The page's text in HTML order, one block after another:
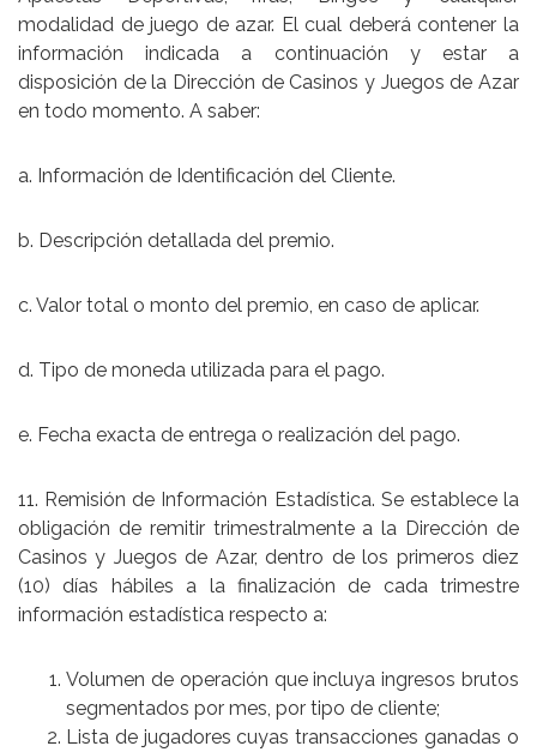
modalidad de juego de azar. El cual deberá contener la
información indicada a continuación y estar a
disposición de la Dirección de Casinos y Juegos de Azar
en todo momento. A saber:
a. Información de Identificación del Cliente.
b. Descripción detallada del premio.
c. Valor total o monto del premio, en caso de aplicar.
d. Tipo de moneda utilizada para el pago.
e. Fecha exacta de entrega o realización del pago.
11. Remisión de Información Estadística. Se establece la
obligación de remitir trimestralmente a la Dirección de
Casinos y Juegos de Azar, dentro de los primeros diez
(10) días hábiles a la finalización de cada trimestre
información estadística respecto a:
Volumen de operación que incluya ingresos brutos
segmentados por mes, por tipo de cliente;
Lista de jugadores cuyas transacciones ganadas o